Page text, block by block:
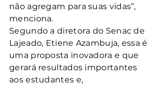
não agregam para suas vidas”,
menciona.
Segundo a diretora do Senac de
Lajeado, Etiene Azambuja, essa é
uma proposta inovadora e que
gerará resultados importantes
aos estudantes e,